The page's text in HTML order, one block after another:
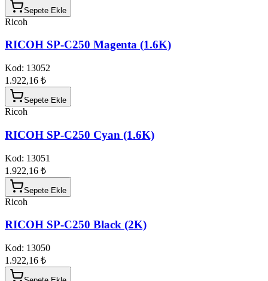
Sepete Ekle
Ricoh
RICOH SP-C250 Magenta (1.6K)
Kod: 13052
1.922,16 ₺
Sepete Ekle
Ricoh
RICOH SP-C250 Cyan (1.6K)
Kod: 13051
1.922,16 ₺
Sepete Ekle
Ricoh
RICOH SP-C250 Black (2K)
Kod: 13050
1.922,16 ₺